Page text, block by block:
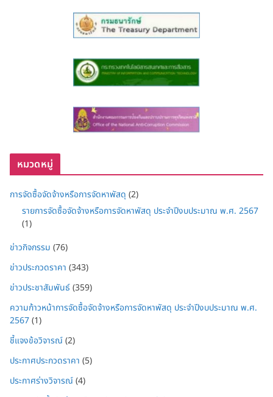
หมวดหมู่
การจัดซื้อจัดจ้างหรือการจัดหาพัสดุ (2)
รายการจัดซื้อจัดจ้างหรือการจัดหาพัสดุ ประจำปีงบประมาณ พ.ศ. 2567
(1)
ข่าวกิจกรรม (76)
ข่าวประกวดราคา (343)
ข่าวประชาสัมพันธ์(359)
ความก้าวหน้าการจัดซื้อจัดจ้างหรือการจัดหาพัสดุ ประจำปีงบประมาณ พ.ศ.
2567(1)
ชี้แจงข้อวิจารณ์(2)
ประกาศประกวดราคา (5)
ประกาศร่างวิจารณ์(4)